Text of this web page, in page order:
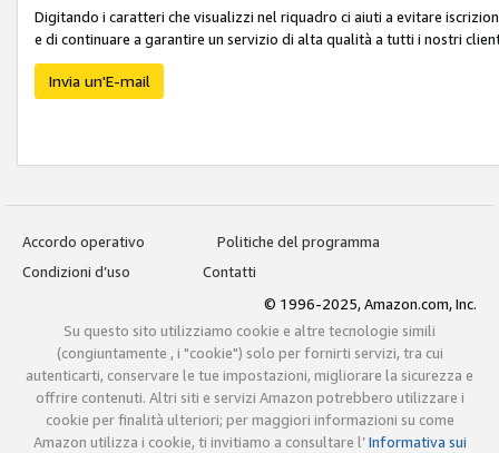
Digitando i caratteri che visualizzi nel riquadro ci aiuti a evitare
e di continuare a garantire un servizio di alta qualità a tutti i nostri
Invia un'E-mail
Accordo operativo
Politiche del programma
Condizioni d’uso
Contatti
© 1996-2025, Amazon.com, Inc.
Su questo sito utilizziamo cookie e altre tecnologie simili
(congiuntamente , i "cookie") solo per fornirti servizi, tra cui
autenticarti, conservare le tue impostazioni, migliorare la sicurezza e
offrire contenuti. Altri siti e servizi Amazon potrebbero utilizzare i
cookie per finalità ulteriori; per maggiori informazioni su come
Amazon utilizza i cookie, ti invitiamo a consultare l’Informativa sui